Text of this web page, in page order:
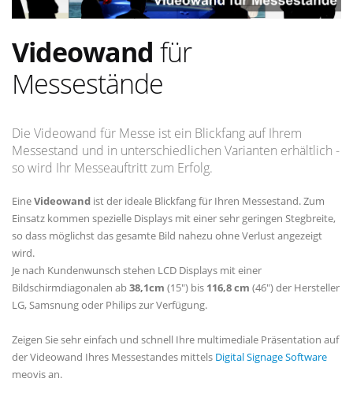
Videowand für
Messestände
Die Videowand für Messe ist ein Blickfang auf Ihrem
Messestand und in unterschiedlichen Varianten erhältlich -
so wird Ihr Messeauftritt zum Erfolg.
EineVideowand ist der ideale Blickfang für Ihren Messestand. Zum
Einsatz kommen spezielle Displays mit einer sehr geringen Stegbreite,
so dass möglichst das gesamte Bild nahezu ohne Verlust angezeigt
wird.
Je nach Kundenwunsch stehen LCD Displays mit einer
Bildschirmdiagonalen ab38,1cm (15") bis 116,8 cm (46") der Hersteller
LG, Samsnung oder Philips zur Verfügung.
Zeigen Sie sehr einfach und schnell Ihre multimediale Präsentation auf
der Videowand Ihres Messestandes mittels Digital Signage Software
meovis an.